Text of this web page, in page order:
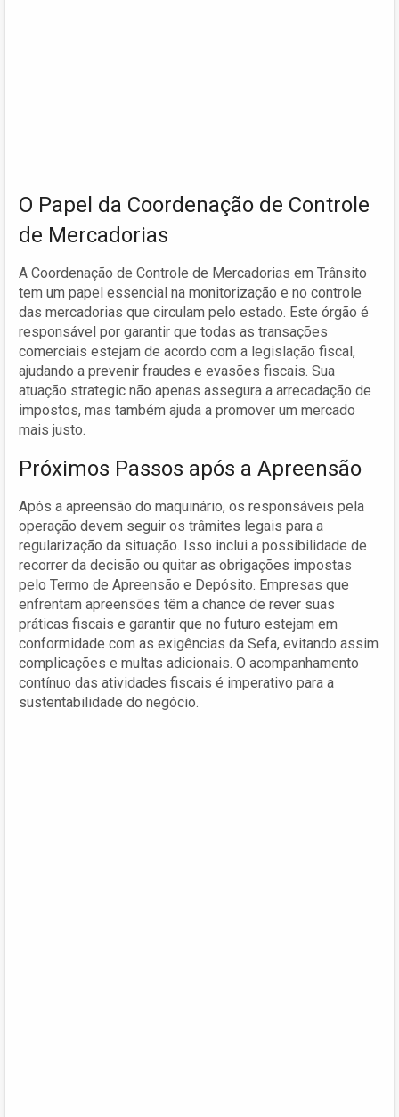
O Papel da Coordenação de Controle
de Mercadorias
A Coordenação de Controle de Mercadorias em Trânsito
tem um papel essencial na monitorização e no controle
das mercadorias que circulam pelo estado. Este órgão é
responsável por garantir que todas as transações
comerciais estejam de acordo com a legislação fiscal,
ajudando a prevenir fraudes e evasões fiscais. Sua
atuação strategic não apenas assegura a arrecadação de
impostos, mas também ajuda a promover um mercado
mais justo.
Próximos Passos após a Apreensão
Após a apreensão do maquinário, os responsáveis pela
operação devem seguir os trâmites legais para a
regularização da situação. Isso inclui a possibilidade de
recorrer da decisão ou quitar as obrigações impostas
pelo Termo de Apreensão e Depósito. Empresas que
enfrentam apreensões têm a chance de rever suas
práticas fiscais e garantir que no futuro estejam em
conformidade com as exigências da Sefa, evitando assim
complicações e multas adicionais. O acompanhamento
contínuo das atividades fiscais é imperativo para a
sustentabilidade do negócio.